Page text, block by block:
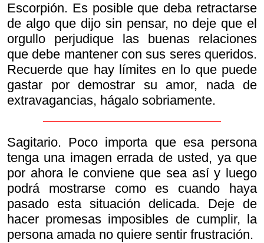
Escorpión. Es posible que deba retractarse
de algo que dijo sin pensar, no deje que el
orgullo perjudique las buenas relaciones
que debe mantener con sus seres queridos.
Recuerde que hay límites en lo que puede
gastar por demostrar su amor, nada de
extravagancias, hágalo sobriamente.
Sagitario. Poco importa que esa persona
tenga una imagen errada de usted, ya que
por ahora le conviene que sea así y luego
podrá mostrarse como es cuando haya
pasado esta situación delicada. Deje de
hacer promesas imposibles de cumplir, la
persona amada no quiere sentir frustración.